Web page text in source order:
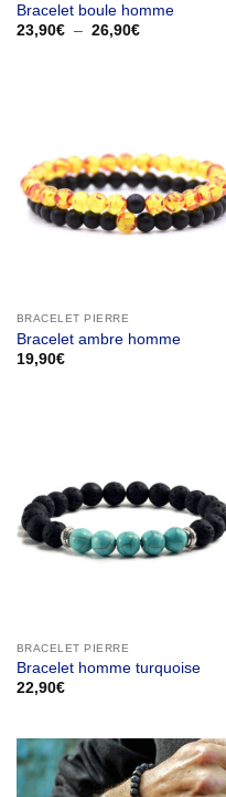
Bracelet boule homme
23,90€ – 26,90€Plage
BRACELET PIERRE
Bracelet ambre homme
19,90€
BRACELET PIERRE
Bracelet homme turquoise
22,90€